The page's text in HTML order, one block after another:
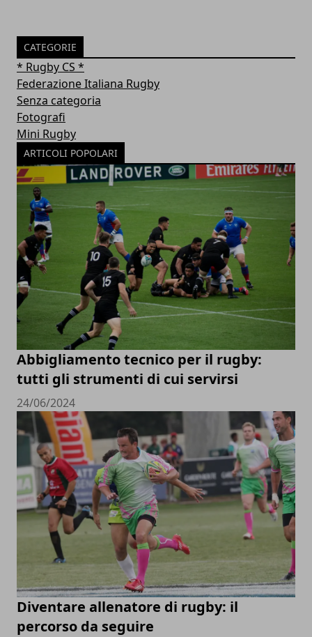
CATEGORIE
* Rugby CS *
Federazione Italiana Rugby
Senza categoria
Fotografi
Mini Rugby
ARTICOLI POPOLARI
Abbigliamento tecnico per il rugby:
tutti gli strumenti di cui servirsi
24/06/2024
Diventare allenatore di rugby: il
percorso da seguire